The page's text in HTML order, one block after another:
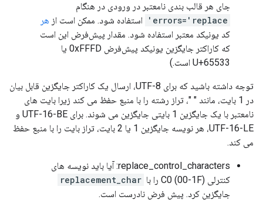
جای هر قالب بندی نامعتبر در ورودی در هنگام
errors='replace'
استفاده شود. ممکن است از هر
کد یونیکد معتبر استفاده شود. مقدار پیش‌فرض این است
که کاراکتر جایگزین یونیکد پیش‌فرض 0xFFFD یا
U+65533 است.)
توجه داشته باشید که برای UTF-8، ارسال یک کاراکتر جایگزین قابل بیان
در 1 بایت، مانند " "، تراز رشته را با منبع حفظ می کند زیرا بایت های
نامعتبر با یک جایگزین 1 بایتی جایگزین می شوند. برای UTF-16-BE و
UTF-16-LE، هر نویسه جایگزین 1 یا 2 بایت، تراز بایت را با منبع حفظ
می کند.
replace_control_characters: آیا باید نویسه های
کنترلی C0 (00-1F) را با
replacement_char
جایگزین کرد. پیش فرض نادرست است.